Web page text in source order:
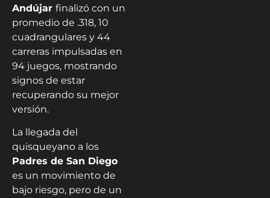
Andújar finalizó con un
promedio de .318, 10
cuadrangulares y 44
carreras impulsadas en
94 juegos, mostrando
signos de estar
recuperando su mejor
versión.
La llegada del
quisqueyano a los
Padres de San Diego
es un movimiento de
bajo riesgo, pero de un